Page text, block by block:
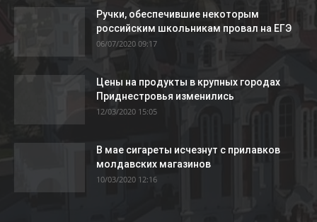
Ручки, обеспечившие некоторым
российским школьникам провал на ЕГЭ
06/07/2020 09:17
Цены на продукты в крупных городах
Приднестровья изменились
12/03/2020 15:05
В мае сигареты исчезнут с прилавков
молдавских магазинов
10/03/2020 12:16